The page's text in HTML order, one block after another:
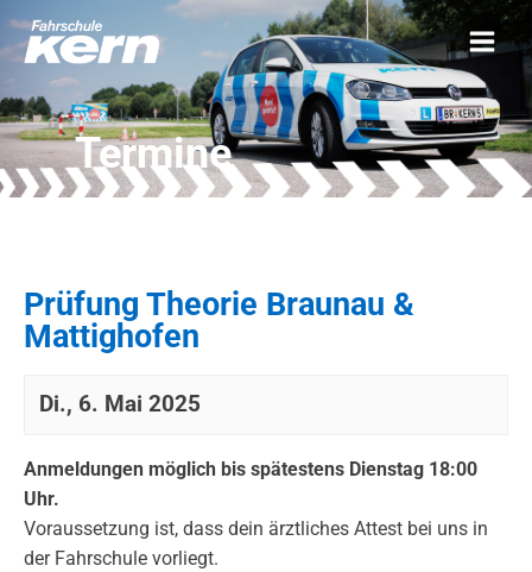
Termine
Prüfung Theorie Braunau &
Mattighofen
Di., 6. Mai 2025
Anmeldungen möglich bis spätestens Dienstag 18:00
Uhr.
Voraussetzung ist, dass dein ärztliches Attest bei uns in
der Fahrschule vorliegt.